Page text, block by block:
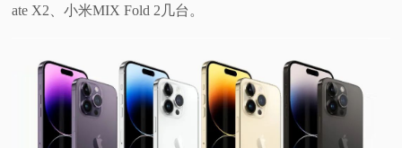
ate X2、小米MIX Fold 2几台。